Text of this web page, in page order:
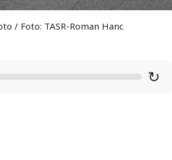
/ Foto: TASR-Roman Hanc
↻